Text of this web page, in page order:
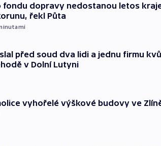
fondu dopravy nedostanou letos
řekl Půta
před soud dva lidi a jednu firmu
v Dolní Lutyni
vyhořelé výškové budovy ve